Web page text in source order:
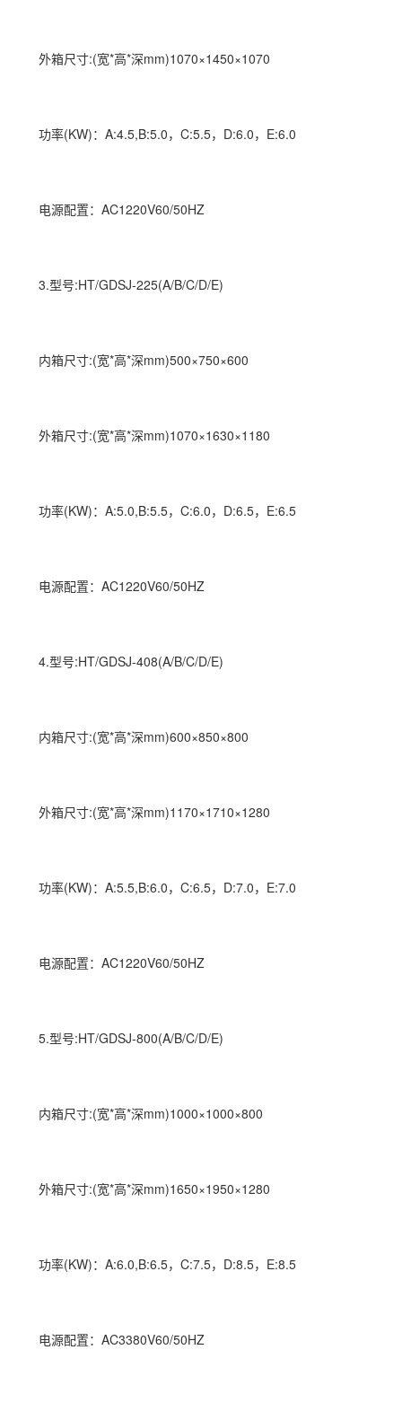
外箱尺寸:(宽*高*深mm)1070×1450×1070
功率(KW)：A:4.5,B:5.0，C:5.5，D:6.0，E:6.0
电源配置：AC1220V60/50HZ
3.型号:HT/GDSJ-225(A/B/C/D/E)
内箱尺寸:(宽*高*深mm)500×750×600
外箱尺寸:(宽*高*深mm)1070×1630×1180
功率(KW)：A:5.0,B:5.5，C:6.0，D:6.5，E:6.5
电源配置：AC1220V60/50HZ
4.型号:HT/GDSJ-408(A/B/C/D/E)
内箱尺寸:(宽*高*深mm)600×850×800
外箱尺寸:(宽*高*深mm)1170×1710×1280
功率(KW)：A:5.5,B:6.0，C:6.5，D:7.0，E:7.0
电源配置：AC1220V60/50HZ
5.型号:HT/GDSJ-800(A/B/C/D/E)
内箱尺寸:(宽*高*深mm)1000×1000×800
外箱尺寸:(宽*高*深mm)1650×1950×1280
功率(KW)：A:6.0,B:6.5，C:7.5，D:8.5，E:8.5
电源配置：AC3380V60/50HZ